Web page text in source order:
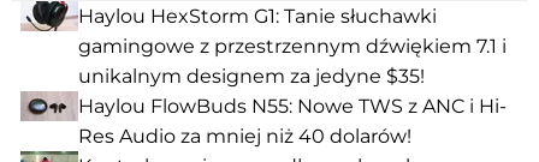
Haylou HexStorm G1: Tanie słuchawki
gamingowe z przestrzennym dźwiękiem 7.1 i
unikalnym designem za jedyne $35!
Haylou FlowBuds N55: Nowe TWS z ANC i Hi-
Res Audio za mniej niż 40 dolarów!